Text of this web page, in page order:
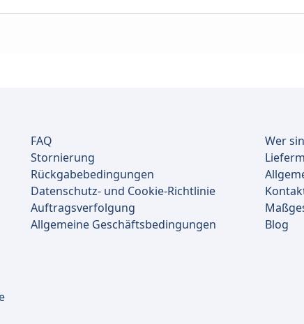
FAQ
Stornierung
Rückgabebedingungen
Datenschutz- und Cookie-Richtlinie
Auftragsverfolgung
Allgemeine Geschäftsbedingungen
Wer
Blog